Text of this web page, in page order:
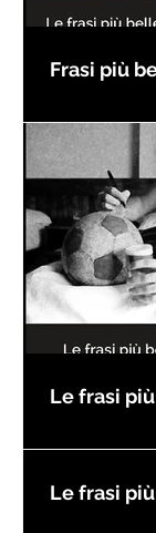
Frasi più
Le frasi
Le frasi